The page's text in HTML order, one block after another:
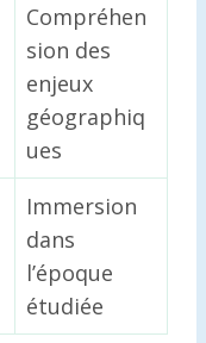
Compréhen
sion des
enjeux
géographiq
ues
Immersion
dans
l’époque
étudiée